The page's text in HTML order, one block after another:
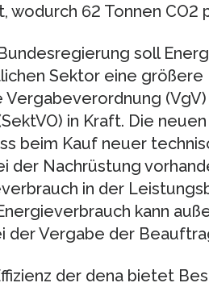
wodurch 62 Tonnen CO2
soll
Sektor eine
Vergabeverordnung
in Kraft. Die
beim Kauf neuer
der Nachrüstung
in der
kann
der Vergabe der
der dena bietet